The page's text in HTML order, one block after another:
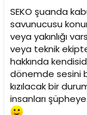
SEKO şuanda
savunucusu
veya yakınlığı
veya teknik
hakkında
dönemde sesini
kızılacak bir
insanları şüpheye